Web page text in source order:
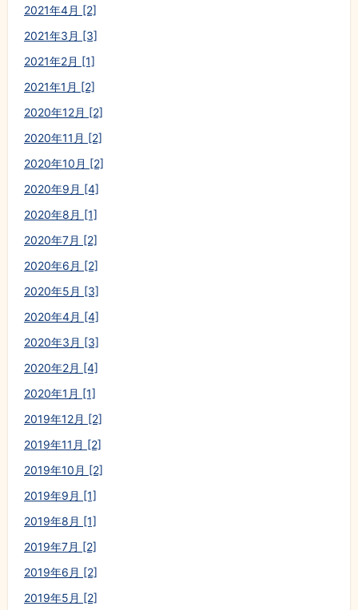
2021年4月 [2]
2021年3月 [3]
2021年2月 [1]
2021年1月 [2]
2020年12月 [2]
2020年11月 [2]
2020年10月 [2]
2020年9月 [4]
2020年8月 [1]
2020年7月 [2]
2020年6月 [2]
2020年5月 [3]
2020年4月 [4]
2020年3月 [3]
2020年2月 [4]
2020年1月 [1]
2019年12月 [2]
2019年11月 [2]
2019年10月 [2]
2019年9月 [1]
2019年8月 [1]
2019年7月 [2]
2019年6月 [2]
2019年5月 [2]